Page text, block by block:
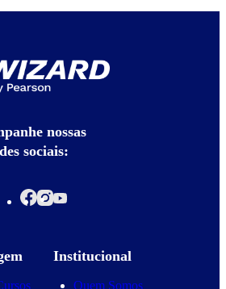
nossas
sociais:
Institucional
Quem Somos